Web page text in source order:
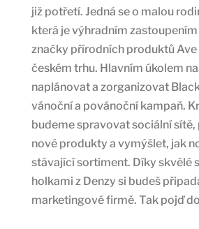
již potřetí. Jedná se o malou
která je výhradním
značky přírodních produktů Ave
českém trhu. Hlavním úkolem
naplánovat a zorganizovat
vánoční a povánoční kampaň.
budeme spravovat sociální
nové produkty a vymýšlet, jak
stávající sortiment. Díky skvělé
holkami z Denzy si budeš
marketingové firmě. Tak pojď